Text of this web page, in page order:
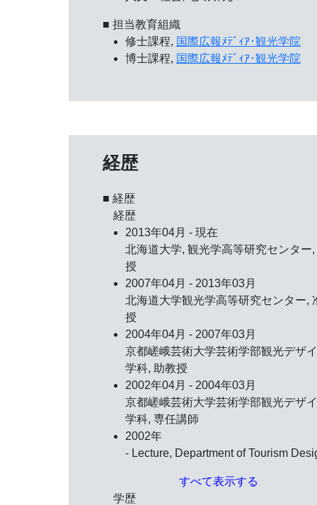
■ 担当教育組織
修士課程, 国際広報ﾒﾃﾞｨｱ･観光学院
博士課程, 国際広報ﾒﾃﾞｨｱ･観光学院
経歴
■ 経歴
経歴
2013年04月 - 現在
北海道大学, 観光学高等研究センター,
授
2007年04月 - 2013年03月
北海道大学観光学高等研究センター,
授
2004年04月 - 2007年03月
京都嵯峨芸術大学芸術学部観光デザ
学科, 助教授
2002年04月 - 2004年03月
京都嵯峨芸術大学芸術学部観光デザ
学科, 専任講師
2002年
- Lecture, Department of Tourism
すべて表示する
学歴